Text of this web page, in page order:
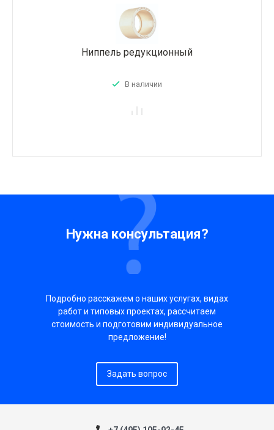
Ниппель редукционный
В наличии
Нужна консультация?
Подробно расскажем о наших услугах, видах
работ и типовых проектах, рассчитаем
стоимость и подготовим индивидуальное
предложение!
Задать вопрос